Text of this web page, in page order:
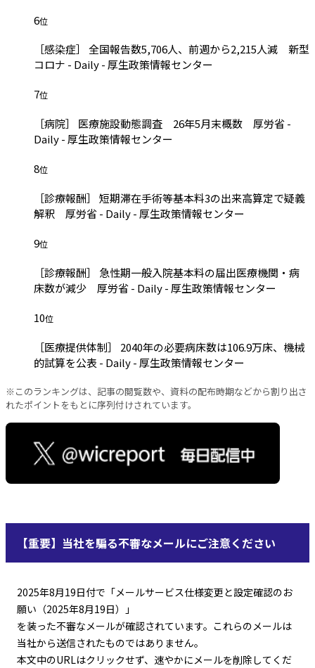
6位
［感染症］ 全国報告数5,706人、前週から2,215人減 新型
コロナ - Daily - 厚生政策情報センター
7位
［病院］ 医療施設動態調査 26年5月末概数 厚労省 -
Daily - 厚生政策情報センター
8位
［診療報酬］ 短期滞在手術等基本料3の出来高算定で疑義
解釈 厚労省 - Daily - 厚生政策情報センター
9位
［診療報酬］ 急性期一般入院基本料の届出医療機関・病
床数が減少 厚労省 - Daily - 厚生政策情報センター
10位
［医療提供体制］ 2040年の必要病床数は106.9万床、機械
的試算を公表 - Daily - 厚生政策情報センター
※このランキングは、記事の閲覧数や、資料の配布時期などから割り出さ
れたポイントをもとに序列付けされています。
【重要】当社を騙る不審なメールにご注意ください
2025年8月19日付で「メールサービス仕様変更と設定確認のお
願い（2025年8月19日）」
を装った不審なメールが確認されています。これらのメールは
当社から送信されたものではありません。
本文中のURLはクリックせず、速やかにメールを削除してくだ